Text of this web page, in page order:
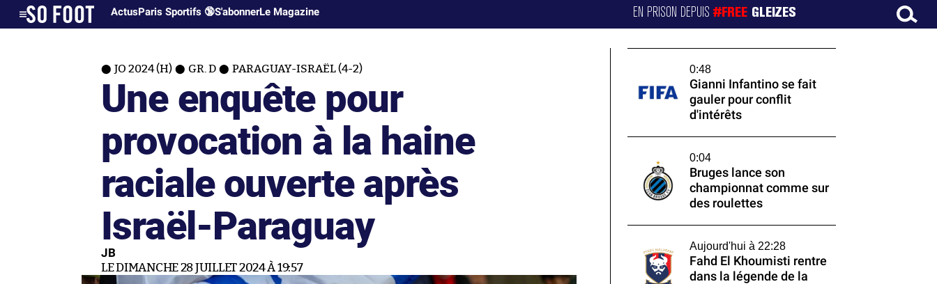
ActusParis Sportifs 🔞S'abonnerLe Magazine EN PRISON DEPUIS#FREE GLEIZES
JO 2024 (H) GR. D PARAGUAY-ISRAËL (4-2)
Une enquête pour
provocation à la haine
raciale ouverte après
Israël-Paraguay
JB
LE DIMANCHE 28 JUILLET 2024 À 19:57
0:48
Gianni Infantino se fait
gauler pour conflit
d'intérêts
0:04
Bruges lance son
championnat comme sur
des roulettes
Aujourd'hui à 22:28
Fahd El Khoumisti rentre
dans la légende de la